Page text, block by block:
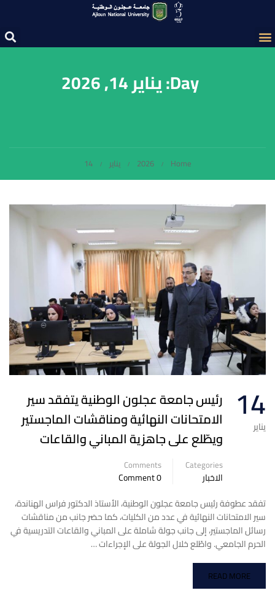
Day: يناير 14, 2026
Home
2026 يناير 14
14
يناير
رئيس جامعة عجلون الوطنية يتفقد سير
الامتحانات النهائية ومناقشات الماجستير
ويطّلع على جاهزية المباني والقاعات
Categories
الاخبار
Comments
0 Comment
تفقد عطوفة رئيس جامعة عجلون الوطنية، الأستاذ الدكتور فراس الهناندة،
سير الامتحانات النهائية في عدد من الكليات، كما حضر جانب من مناقشات
رسائل الماجستير، إلى جانب جولة شاملة على المباني والقاعات التدريسية في
الحرم الجامعي. واطّلع خلال الجولة على الإجراءات …
READ MORE